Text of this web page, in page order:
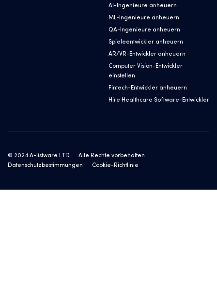
AI-Ingenieure anheuern
ML-Ingenieure anheuern
QA-Ingenieure anheuern
Spieleentwickler anheuern
AR/VR-Entwickler anheuern
Computer Vision-Entwickler
einstellen
Fintech-Entwickler anheuern
Hire Healthcare Software-Entwickler
© 2024 A-listware LTD.
Alle Rechte vorbehalten.
Datenschutzbestimmungen
Cookie-Richtlinie